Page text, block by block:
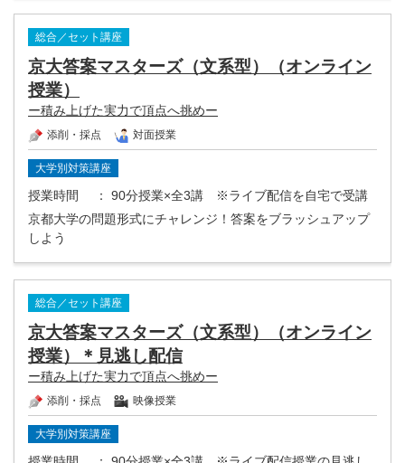
総合／セット講座
京大答案マスターズ（文系型）（オンライン
授業）
ー積み上げた実力で頂点へ挑めー
添削・採点 対面授業
大学別対策講座
授業時間
： 90分授業×全3講 ※ライブ配信を自宅で受講
京都大学の問題形式にチャレンジ！答案をブラッシュアップ
しよう
総合／セット講座
京大答案マスターズ（文系型）（オンライン
授業）＊見逃し配信
ー積み上げた実力で頂点へ挑めー
添削・採点 映像授業
大学別対策講座